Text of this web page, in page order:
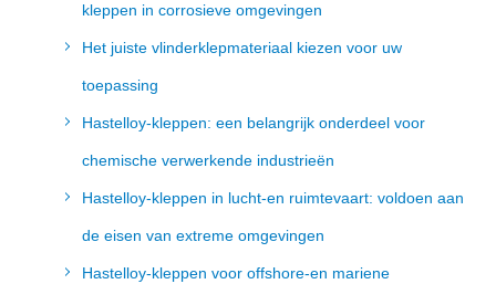
kleppen in corrosieve omgevingen
Het juiste vlinderklepmateriaal kiezen voor uw
toepassing
Hastelloy-kleppen: een belangrijk onderdeel voor
chemische verwerkende industrieën
Hastelloy-kleppen in lucht-en ruimtevaart: voldoen aan
de eisen van extreme omgevingen
Hastelloy-kleppen voor offshore-en mariene